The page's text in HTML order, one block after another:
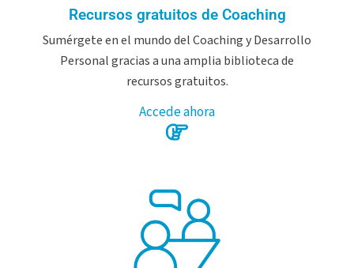
Recursos gratuitos de Coaching
Sumérgete en el mundo del Coaching y Desarrollo
Personal gracias a una amplia biblioteca de
recursos gratuitos.
Accede ahora